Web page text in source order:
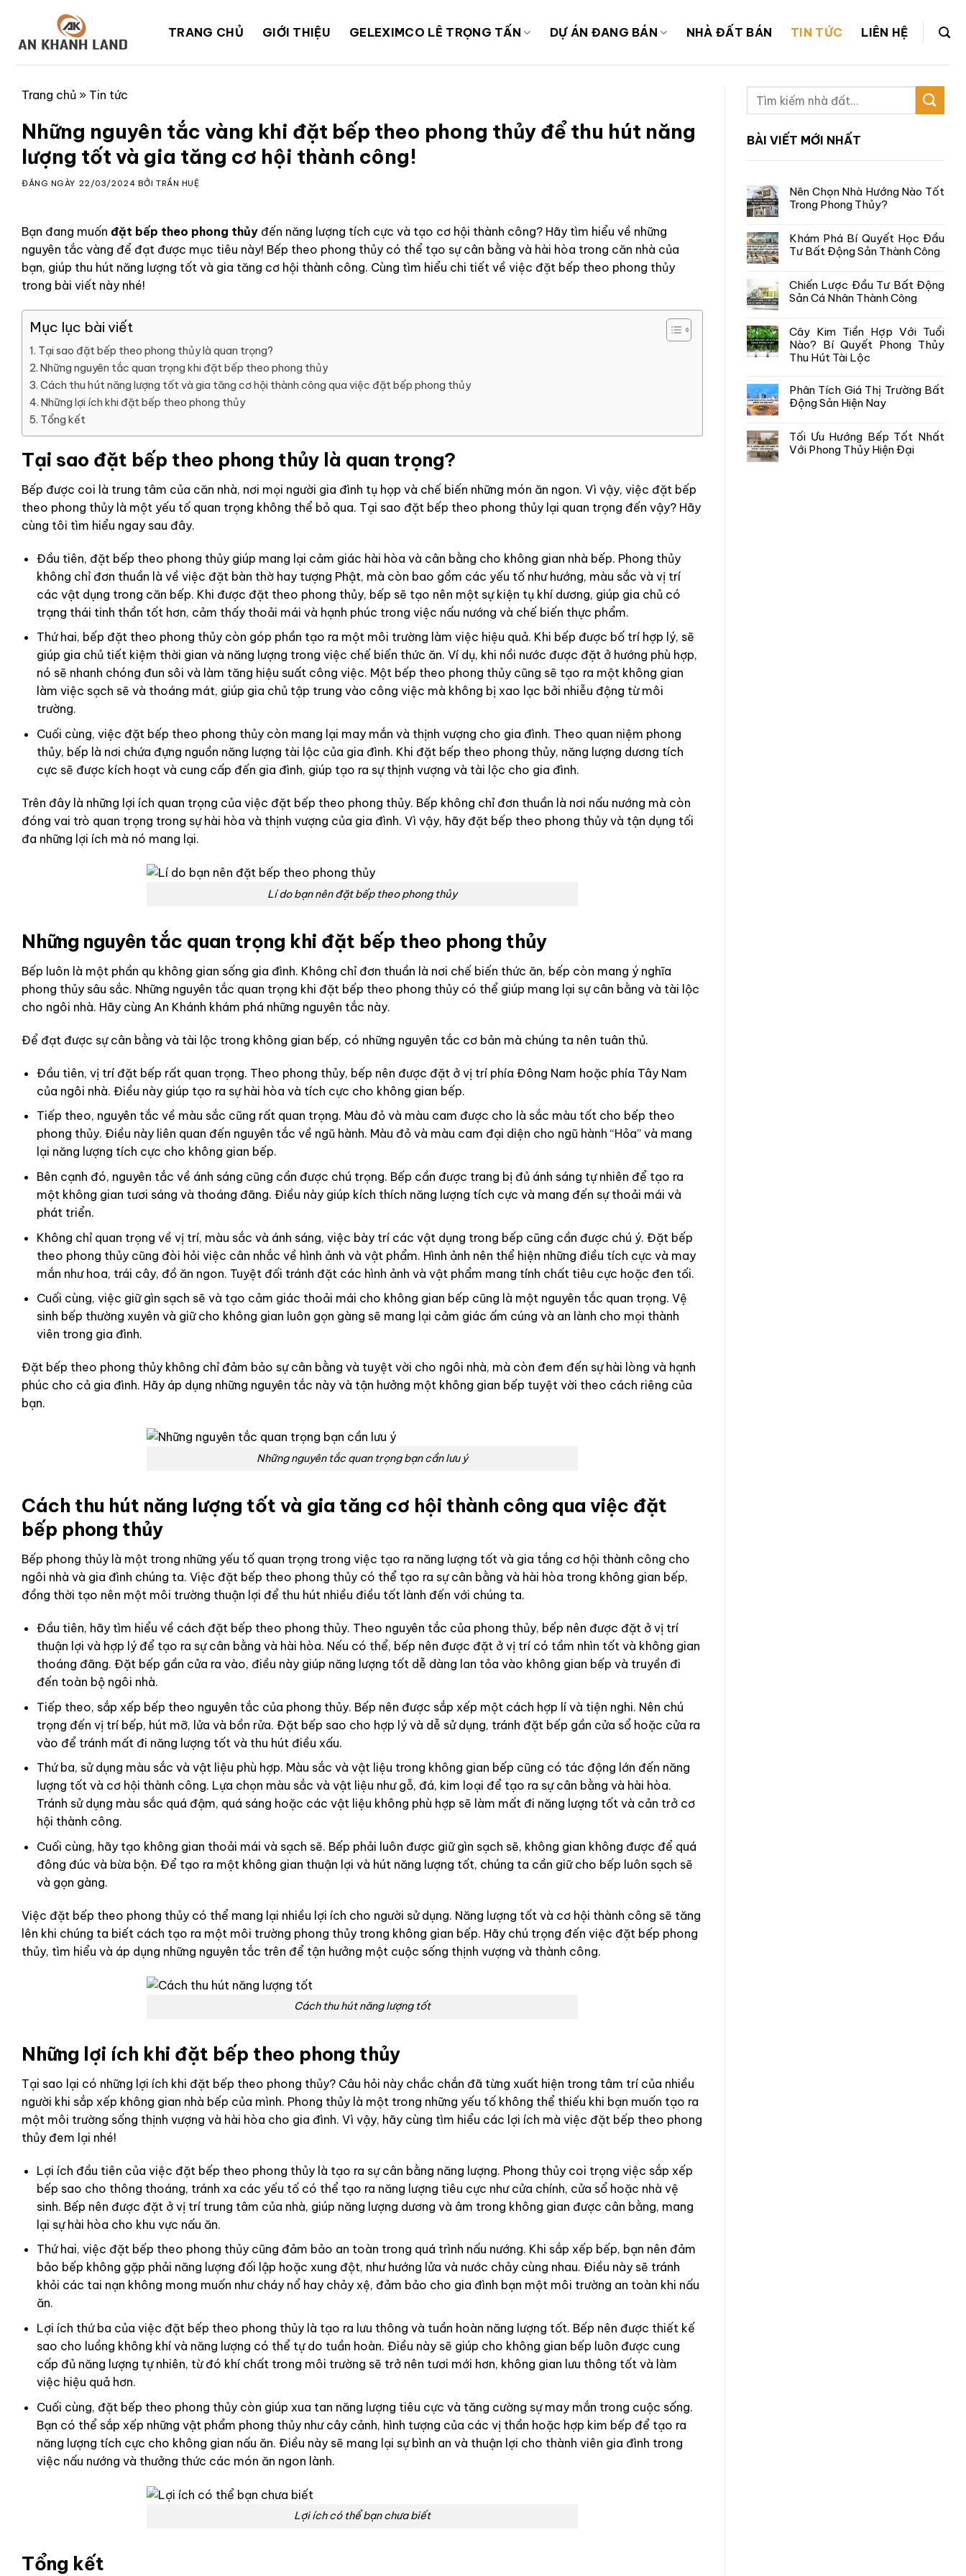
content
TRANG CHỦ GIỚI THIỆU GELEXIMCO LÊ TRỌNG TẤN DỰ ÁN ĐANG BÁN NHÀ ĐẤT BÁN TIN TỨC LIÊN HỆ
Trang chủ » Tin tức
Những nguyên tắc vàng khi đặt bếp theo phong thủy để thu hút năng
lượng tốt và gia tăng cơ hội thành công!
ĐĂNG NGÀY 22/03/2024 BỞITRẦN HUỆ
Bạn đang muốn đặt bếp theo phong thủy đến năng lượng tích cực và tạo cơ hội thành công? Hãy tìm hiểu về những
nguyên tắc vàng để đạt được mục tiêu này! Bếp theo phong thủy có thể tạo sự cân bằng và hài hòa trong căn nhà của
bạn, giúp thu hút năng lượng tốt và gia tăng cơ hội thành công. Cùng tìm hiểu chi tiết về việc đặt bếp theo phong thủy
trong bài viết này nhé!
Mục lục bài viết
Tại sao đặt bếp theo phong thủy là quan trọng?
Những nguyên tắc quan trọng khi đặt bếp theo phong thủy
Cách thu hút năng lượng tốt và gia tăng cơ hội thành công qua việc đặt bếp phong thủy
Những lợi ích khi đặt bếp theo phong thủy
Tổng kết
Tại sao đặt bếp theo phong thủy là quan trọng?
Bếp được coi là trung tâm của căn nhà, nơi mọi người gia đình tụ họp và chế biến những món ăn ngon. Vì vậy, việc đặt bếp
theo phong thủy là một yếu tố quan trọng không thể bỏ qua. Tại sao đặt bếp theo phong thủy lại quan trọng đến vậy? Hãy
cùng tôi tìm hiểu ngay sau đây.
Đầu tiên, đặt bếp theo phong thủy giúp mang lại cảm giác hài hòa và cân bằng cho không gian nhà bếp. Phong thủy
không chỉ đơn thuần là về việc đặt bàn thờ hay tượng Phật, mà còn bao gồm các yếu tố như hướng, màu sắc và vị trí
các vật dụng trong căn bếp. Khi được đặt theo phong thủy, bếp sẽ tạo nên một sự kiện tụ khí dương, giúp gia chủ có
trạng thái tinh thần tốt hơn, cảm thấy thoải mái và hạnh phúc trong việc nấu nướng và chế biến thực phẩm.
Thứ hai, bếp đặt theo phong thủy còn góp phần tạo ra một môi trường làm việc hiệu quả. Khi bếp được bố trí hợp lý, sẽ
giúp gia chủ tiết kiệm thời gian và năng lượng trong việc chế biến thức ăn. Ví dụ, khi nồi nước được đặt ở hướng phù hợp,
nó sẽ nhanh chóng đun sôi và làm tăng hiệu suất công việc. Một bếp theo phong thủy cũng sẽ tạo ra một không gian
làm việc sạch sẽ và thoáng mát, giúp gia chủ tập trung vào công việc mà không bị xao lạc bởi nhiễu động từ môi
trường.
Cuối cùng, việc đặt bếp theo phong thủy còn mang lại may mắn và thịnh vượng cho gia đình. Theo quan niệm phong
thủy, bếp là nơi chứa đựng nguồn năng lượng tài lộc của gia đình. Khi đặt bếp theo phong thủy, năng lượng dương tích
cực sẽ được kích hoạt và cung cấp đến gia đình, giúp tạo ra sự thịnh vượng và tài lộc cho gia đình.
Trên đây là những lợi ích quan trọng của việc đặt bếp theo phong thủy. Bếp không chỉ đơn thuần là nơi nấu nướng mà còn
đóng vai trò quan trọng trong sự hài hòa và thịnh vượng của gia đình. Vì vậy, hãy đặt bếp theo phong thủy và tận dụng tối
đa những lợi ích mà nó mang lại.
Lí do bạn nên đặt bếp theo phong thủy
Những nguyên tắc quan trọng khi đặt bếp theo phong thủy
Bếp luôn là một phần qu không gian sống gia đình. Không chỉ đơn thuần là nơi chế biến thức ăn, bếp còn mang ý nghĩa
phong thủy sâu sắc. Những nguyên tắc quan trọng khi đặt bếp theo phong thủy có thể giúp mang lại sự cân bằng và tài lộc
cho ngôi nhà. Hãy cùng An Khánh khám phá những nguyên tắc này.
Để đạt được sự cân bằng và tài lộc trong không gian bếp, có những nguyên tắc cơ bản mà chúng ta nên tuân thủ.
Đầu tiên, vị trí đặt bếp rất quan trọng. Theo phong thủy, bếp nên được đặt ở vị trí phía Đông Nam hoặc phía Tây Nam
của ngôi nhà. Điều này giúp tạo ra sự hài hòa và tích cực cho không gian bếp.
Tiếp theo, nguyên tắc về màu sắc cũng rất quan trọng. Màu đỏ và màu cam được cho là sắc màu tốt cho bếp theo
phong thủy. Điều này liên quan đến nguyên tắc về ngũ hành. Màu đỏ và màu cam đại diện cho ngũ hành “Hỏa” và mang
lại năng lượng tích cực cho không gian bếp.
Bên cạnh đó, nguyên tắc về ánh sáng cũng cần được chú trọng. Bếp cần được trang bị đủ ánh sáng tự nhiên để tạo ra
một không gian tươi sáng và thoáng đãng. Điều này giúp kích thích năng lượng tích cực và mang đến sự thoải mái và
phát triển.
Không chỉ quan trọng về vị trí, màu sắc và ánh sáng, việc bày trí các vật dụng trong bếp cũng cần được chú ý. Đặt bếp
theo phong thủy cũng đòi hỏi việc cân nhắc về hình ảnh và vật phẩm. Hình ảnh nên thể hiện những điều tích cực và may
mắn như hoa, trái cây, đồ ăn ngon. Tuyệt đối tránh đặt các hình ảnh và vật phẩm mang tính chất tiêu cực hoặc đen tối.
Cuối cùng, việc giữ gìn sạch sẽ và tạo cảm giác thoải mái cho không gian bếp cũng là một nguyên tắc quan trọng. Vệ
sinh bếp thường xuyên và giữ cho không gian luôn gọn gàng sẽ mang lại cảm giác ấm cúng và an lành cho mọi thành
viên trong gia đình.
Đặt bếp theo phong thủy không chỉ đảm bảo sự cân bằng và tuyệt vời cho ngôi nhà, mà còn đem đến sự hài lòng và hạnh
phúc cho cả gia đình. Hãy áp dụng những nguyên tắc này và tận hưởng một không gian bếp tuyệt vời theo cách riêng của
bạn.
Những nguyên tắc quan trọng bạn cần lưu ý
Cách thu hút năng lượng tốt và gia tăng cơ hội thành công qua việc đặt
bếp phong thủy
Bếp phong thủy là một trong những yếu tố quan trọng trong việc tạo ra năng lượng tốt và gia tắng cơ hội thành công cho
ngôi nhà và gia đình chúng ta. Việc đặt bếp theo phong thủy có thể tạo ra sự cân bằng và hài hòa trong không gian bếp,
đồng thời tạo nên một môi trường thuận lợi để thu hút nhiều điều tốt lành đến với chúng ta.
Đầu tiên, hãy tìm hiểu về cách đặt bếp theo phong thủy. Theo nguyên tắc của phong thủy, bếp nên được đặt ở vị trí
thuận lợi và hợp lý để tạo ra sự cân bằng và hài hòa. Nếu có thể, bếp nên được đặt ở vị trí có tầm nhìn tốt và không gian
thoáng đãng. Đặt bếp gần cửa ra vào, điều này giúp năng lượng tốt dễ dàng lan tỏa vào không gian bếp và truyền đi
đến toàn bộ ngôi nhà.
Tiếp theo, sắp xếp bếp theo nguyên tắc của phong thủy. Bếp nên được sắp xếp một cách hợp lí và tiện nghi. Nên chú
trọng đến vị trí bếp, hút mỡ, lửa và bồn rửa. Đặt bếp sao cho hợp lý và dễ sử dụng, tránh đặt bếp gần cửa sổ hoặc cửa ra
vào để tránh mất đi năng lượng tốt và thu hút điều xấu.
Thứ ba, sử dụng màu sắc và vật liệu phù hợp. Màu sắc và vật liệu trong không gian bếp cũng có tác động lớn đến năng
lượng tốt và cơ hội thành công. Lựa chọn màu sắc và vật liệu như gỗ, đá, kim loại để tạo ra sự cân bằng và hài hòa.
Tránh sử dụng màu sắc quá đậm, quá sáng hoặc các vật liệu không phù hợp sẽ làm mất đi năng lượng tốt và cản trở cơ
hội thành công.
Cuối cùng, hãy tạo không gian thoải mái và sạch sẽ. Bếp phải luôn được giữ gìn sạch sẽ, không gian không được để quá
đông đúc và bừa bộn. Để tạo ra một không gian thuận lợi và hút năng lượng tốt, chúng ta cần giữ cho bếp luôn sạch sẽ
và gọn gàng.
Việc đặt bếp theo phong thủy có thể mang lại nhiều lợi ích cho người sử dụng. Năng lượng tốt và cơ hội thành công sẽ tăng
lên khi chúng ta biết cách tạo ra một môi trường phong thủy trong không gian bếp. Hãy chú trọng đến việc đặt bếp phong
thủy, tìm hiểu và áp dụng những nguyên tắc trên để tận hưởng một cuộc sống thịnh vượng và thành công.
Cách thu hút năng lượng tốt
Những lợi ích khi đặt bếp theo phong thủy
Tại sao lại có những lợi ích khi đặt bếp theo phong thủy? Câu hỏi này chắc chắn đã từng xuất hiện trong tâm trí của nhiều
người khi sắp xếp không gian nhà bếp của mình. Phong thủy là một trong những yếu tố không thể thiếu khi bạn muốn tạo ra
một môi trường sống thịnh vượng và hài hòa cho gia đình. Vì vậy, hãy cùng tìm hiểu các lợi ích mà việc đặt bếp theo phong
thủy đem lại nhé!
Lợi ích đầu tiên của việc đặt bếp theo phong thủy là tạo ra sự cân bằng năng lượng. Phong thủy coi trọng việc sắp xếp
bếp sao cho thông thoáng, tránh xa các yếu tố có thể tạo ra năng lượng tiêu cực như cửa chính, cửa sổ hoặc nhà vệ
sinh. Bếp nên được đặt ở vị trí trung tâm của nhà, giúp năng lượng dương và âm trong không gian được cân bằng, mang
lại sự hài hòa cho khu vực nấu ăn.
Thứ hai, việc đặt bếp theo phong thủy cũng đảm bảo an toàn trong quá trình nấu nướng. Khi sắp xếp bếp, bạn nên đảm
bảo bếp không gặp phải năng lượng đối lập hoặc xung đột, như hướng lửa và nước chảy cùng nhau. Điều này sẽ tránh
khỏi các tai nạn không mong muốn như cháy nổ hay chảy xệ, đảm bảo cho gia đình bạn một môi trường an toàn khi nấu
ăn.
Lợi ích thứ ba của việc đặt bếp theo phong thủy là tạo ra lưu thông và tuần hoàn năng lượng tốt. Bếp nên được thiết kế
sao cho luồng không khí và năng lượng có thể tự do tuần hoàn. Điều này sẽ giúp cho không gian bếp luôn được cung
cấp đủ năng lượng tự nhiên, từ đó khí chất trong môi trường sẽ trở nên tươi mới hơn, không gian lưu thông tốt và làm
việc hiệu quả hơn.
Cuối cùng, đặt bếp theo phong thủy còn giúp xua tan năng lượng tiêu cực và tăng cường sự may mắn trong cuộc sống.
Bạn có thể sắp xếp những vật phẩm phong thủy như cây cảnh, hình tượng của các vị thần hoặc hợp kim bếp để tạo ra
năng lượng tích cực cho không gian nấu ăn. Điều này sẽ mang lại sự bình an và thuận lợi cho thành viên gia đình trong
việc nấu nướng và thưởng thức các món ăn ngon lành.
Lợi ích có thể bạn chưa biết
Tổng kết
BÀI VIẾT MỚI NHẤT
Nên Chọn Nhà Hướng Nào Tốt
Trong Phong Thủy?
Khám Phá Bí Quyết Học Đầu
Tư Bất Động Sản Thành Công
Chiến Lược Đầu Tư Bất Động
Sản Cá Nhân Thành Công
Cây Kim Tiền Hợp Với Tuổi
Nào? Bí Quyết Phong Thủy
Thu Hút Tài Lộc
Phân Tích Giá Thị Trường Bất
Động Sản Hiện Nay
Tối Ưu Hướng Bếp Tốt Nhất
Với Phong Thủy Hiện Đại